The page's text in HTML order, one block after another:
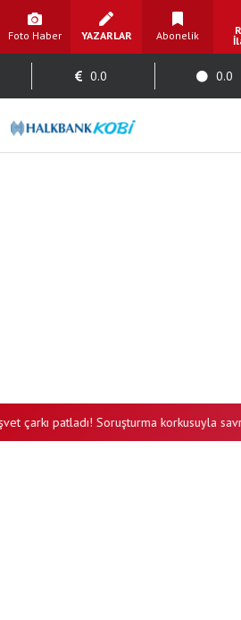
Foto Haber YAZARLAR Abonelik
0.0 0.0
patladı! Soruşturma korkusuyla savrulan